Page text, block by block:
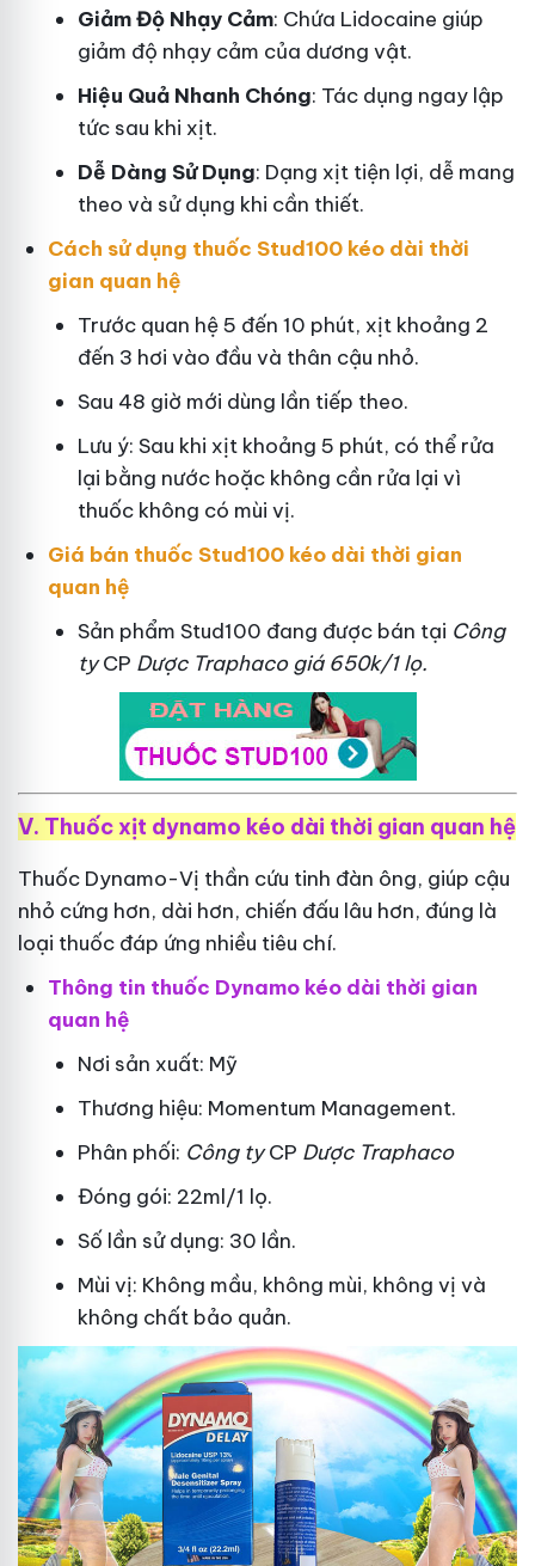
Giảm Độ Nhạy Cảm: Chứa Lidocaine giúp
giảm độ nhạy cảm của dương vật.
Hiệu Quả Nhanh Chóng: Tác dụng ngay lập
tức sau khi xịt.
Dễ Dàng Sử Dụng: Dạng xịt tiện lợi, dễ mang
theo và sử dụng khi cần thiết.
Cách sử dụng thuốc Stud100 kéo dài thời
gian quan hệ
Trước quan hệ 5 đến 10 phút, xịt khoảng 2
đến 3 hơi vào đầu và thân cậu nhỏ.
Sau 48 giờ mới dùng lần tiếp theo.
Lưu ý: Sau khi xịt khoảng 5 phút, có thể rửa
lại bằng nước hoặc không cần rửa lại vì
thuốc không có mùi vị.
Giá bán thuốc Stud100 kéo dài thời gian
quan hệ
Sản phẩm Stud100 đang được bán tại Công
tyCP Dược Traphacogiá 650k/1 lọ.
V. Thuốc xịt dynamo kéo dài thời gian quan hệ
Thuốc Dynamo-Vị thần cứu tinh đàn ông, giúp cậu
nhỏ cứng hơn, dài hơn, chiến đấu lâu hơn, đúng là
loại thuốc đáp ứng nhiều tiêu chí.
Thông tin thuốc Dynamo kéo dài thời gian
quan hệ
Nơi sản xuất: Mỹ
Thương hiệu: Momentum Management.
Phân phối: Công tyCP Dược Traphaco
Đóng gói: 22ml/1 lọ.
Số lần sử dụng: 30 lần.
Mùi vị: Không mầu, không mùi, không vị và
không chất bảo quản.